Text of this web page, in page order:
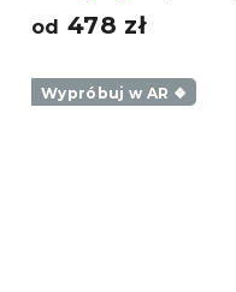
od 478 zł
Wypróbuj w AR ❖